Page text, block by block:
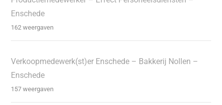
Enschede
162 weergaven
Verkoopmedewerk(st)er Enschede – Bakkerij Nollen –
Enschede
157 weergaven